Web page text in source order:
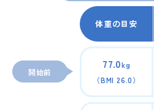
体重の目安
開始前
77.0kg
（BMI 26.0）